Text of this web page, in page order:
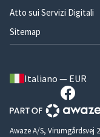
Atto sui Servizi Digitali
Sitemap
Italiano — EUR
Awaze A/S, Virumgårdsvej